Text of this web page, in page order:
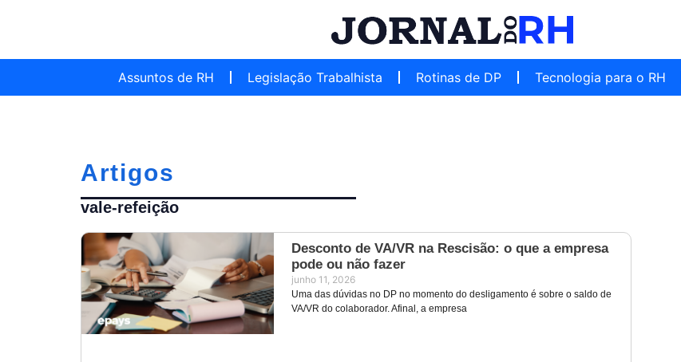
Assuntos de RH Legislação Trabalhista Rotinas de DP Tecnologia para o RH
Artigos
vale-refeição
Desconto de VA/VR na Rescisão: o que a empresa
pode ou não fazer
junho 11, 2026
Uma das dúvidas no DP no momento do desligamento é sobre o saldo de
VA/VR do colaborador. Afinal, a empresa